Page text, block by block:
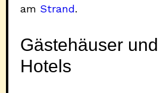
am Strand.
Gästehäuser
Hotels